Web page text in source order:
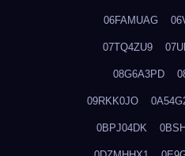
06FAMUAG
07TQ4ZU9
08G6A3PD
09RKK0JO
0BPJ04DK